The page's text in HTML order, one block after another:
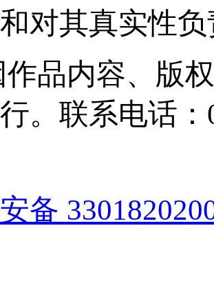
对其真实性
品内容、版
。联系电话：
备